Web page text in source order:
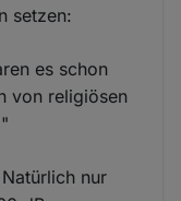
setzen:
es schon
von religiösen
nur